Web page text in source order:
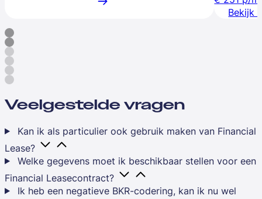
Bekijk
Veelgestelde vragen
Kan ik als particulier ook gebruik maken van Financial
Lease?
Welke gegevens moet ik beschikbaar stellen voor een
Financial Leasecontract?
Ik heb een negatieve BKR-codering, kan ik nu wel